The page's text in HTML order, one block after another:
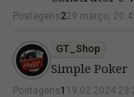
Postagens229 março,
GT_Shop
Simple Poker
Postagens1 19.02.2024